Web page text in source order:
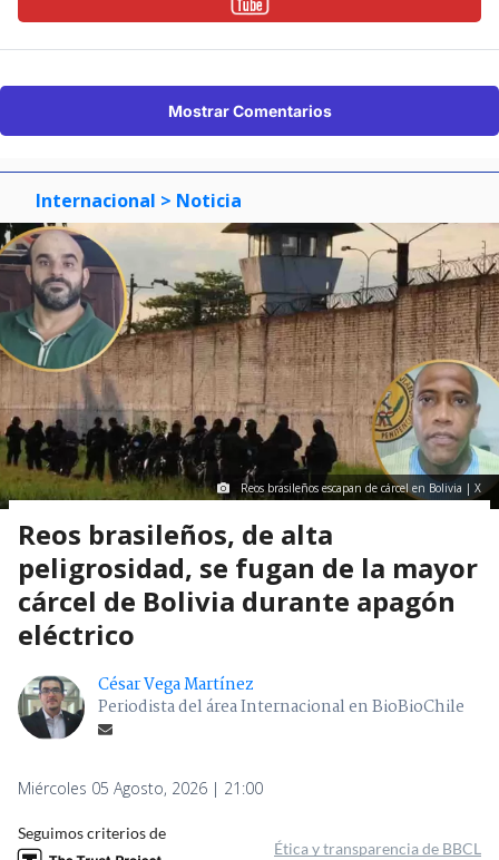
Mostrar Comentarios
Internacional > Noticia
Reos brasileños escapan de cárcel en Bolivia | X
Reos brasileños, de alta
peligrosidad, se fugan de la mayor
cárcel de Bolivia durante apagón
eléctrico
César Vega Martínez
Periodista del área Internacional en BioBioChile
Miércoles 05 Agosto, 2026 | 21:00
Seguimos criterios de
Ética y transparencia de BBCL